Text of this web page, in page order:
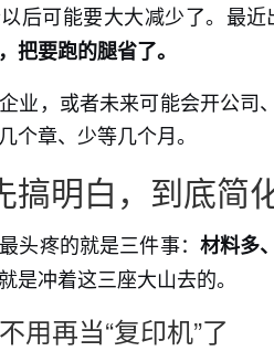
后可能要大大减少了。最
把要跑的腿省了。
业，或者未来可能会开公
个章、少等几个月。
搞明白，到底简
头疼的就是三件事： 材料多
是冲着这三座大山去的。
用再当“复印机”了